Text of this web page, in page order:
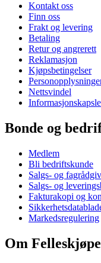
Kontakt oss
Finn oss
Frakt og levering
Betaling
Retur og angrerett
Reklamasjon
Kjøpsbetingelser
Nettsvindel
Bonde og
Medlem
Bli bedriftskunde
Salgs- og
Salgs- og
Fakturakopi og
Markedsregulering
Om